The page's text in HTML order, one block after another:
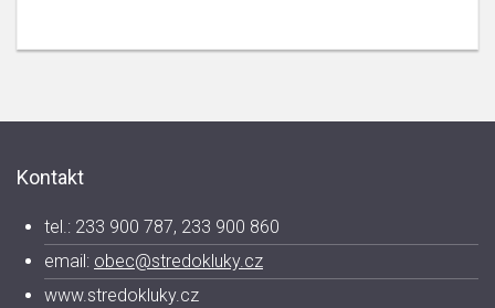
Kontakt
tel.: 233 900 787, 233 900 860
email: obec@stredokluky.cz
www.stredokluky.cz